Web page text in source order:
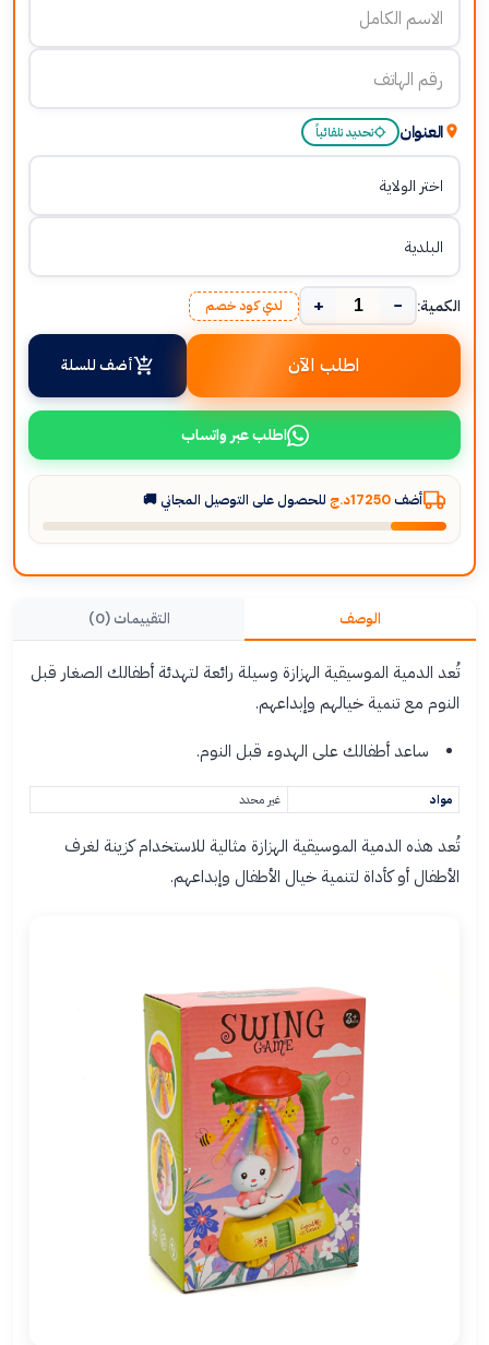
العنوان تحديد تلقائياً
الكمية: −
+ لدي كود خصم
اطلب الآن أضف للسلة
اطلب عبر واتساب
أضف 17250د.ج للحصول على التوصيل المجاني 🚚
الوصف التقييمات (0)
تُعد الدمية الموسيقية الهزازة وسيلة رائعة لتهدئة أطفالك الصغار قبل
النوم مع تنمية خيالهم وإبداعهم.
ساعد أطفالك على الهدوء قبل النوم.
مواد غير محدد
تُعد هذه الدمية الموسيقية الهزازة مثالية للاستخدام كزينة لغرف
الأطفال أو كأداة لتنمية خيال الأطفال وإبداعهم.